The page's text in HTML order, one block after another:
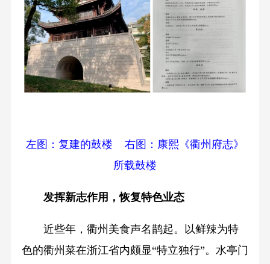
左图：复建的鼓楼 右图：康熙《衢州府志》
所载鼓楼
发挥新志作用，恢复特色业态
近些年，衢州美食声名鹊起。以鲜辣为特
色的衢州菜在浙江省内颇显“特立独行”。水亭门